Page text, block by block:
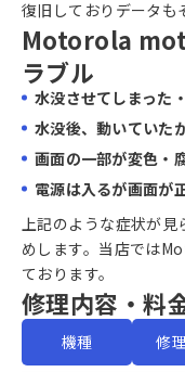
復旧しておりデータも
Motorola
ラブル
水没させてしまった
水没後、動いていた
画面の一部が変色・
電源は入るが画面が
上記のような症状が見
めします。当店では
ております。
修理内容・料
機種 修